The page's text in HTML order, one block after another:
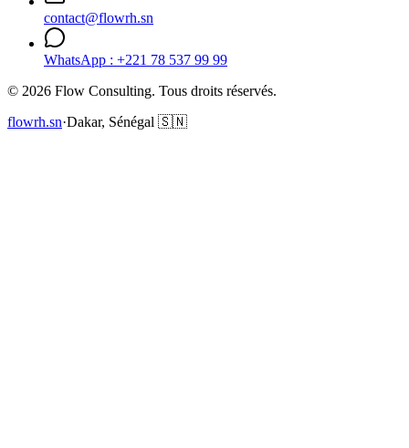
contact@flowrh.sn
WhatsApp : +221 78 537 99 99
© 2026 Flow Consulting. Tous droits réservés.
flowrh.sn·Dakar, Sénégal 🇸🇳